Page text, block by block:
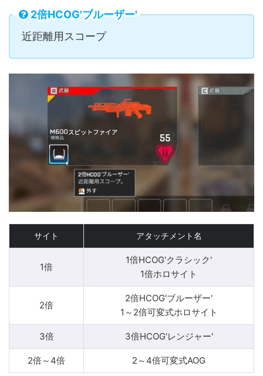
2倍HCOG'ブルーザー'
近距離用スコープ
サイト アタッチメント名
1倍
1倍HCOG'クラシック'
1倍ホロサイト
2倍
2倍HCOG'ブルーザー'
1～2倍可変式ホロサイト
3倍 3倍HCOG'レンジャー'
2倍～4倍 2～4倍可変式AOG